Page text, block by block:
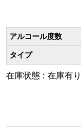
アルコール度数
タイプ
在庫状態 : 在庫有り